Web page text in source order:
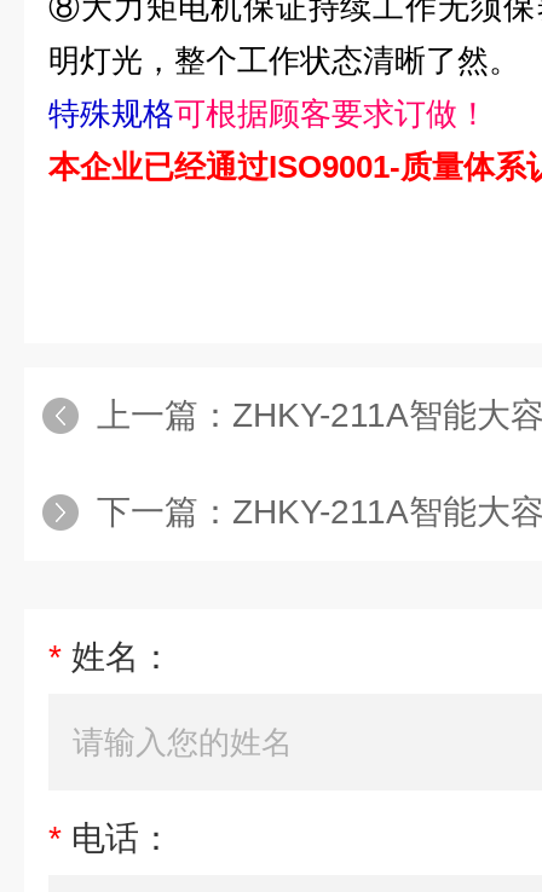
⑧大力矩电机保证持续工作无须
明灯光，整个工作状态清晰了然。
特殊规格可根据顾客要求订做！
本企业已经通过ISO9001-质量体系
上一篇： ZHKY-211A智能大
下一篇： ZHKY-211A智能大
* 姓名：
* 电话：